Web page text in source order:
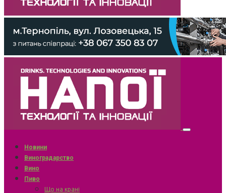
Новини
Виноградарство
Вино
Пиво
Що на крані